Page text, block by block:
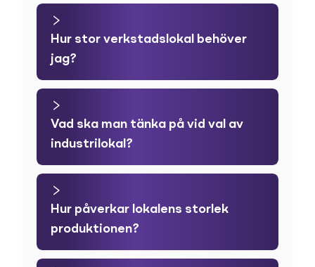
Hur stor verkstadslokal behöver
jag?
Vad ska man tänka på vid val av
industrilokal?
Hur påverkar lokalens storlek
produktionen?